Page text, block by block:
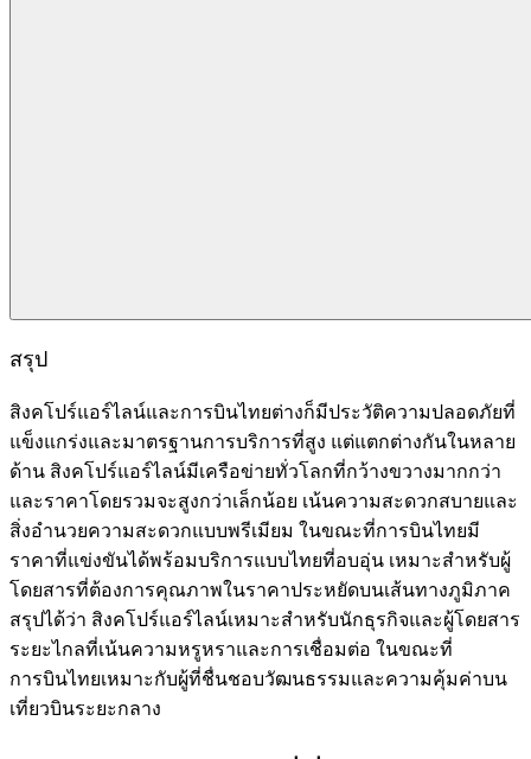
สรุป
สิงคโปร์แอร์ไลน์และการบินไทยต่างก็มีประวัติความปลอดภัยที่
แข็งแกร่งและมาตรฐานการบริการที่สูง แต่แตกต่างกันในหลาย
ด้าน สิงคโปร์แอร์ไลน์มีเครือข่ายทั่วโลกที่กว้างขวางมากกว่า
และราคาโดยรวมจะสูงกว่าเล็กน้อย เน้นความสะดวกสบายและ
สิ่งอำนวยความสะดวกแบบพรีเมียม ในขณะที่การบินไทยมี
ราคาที่แข่งขันได้พร้อมบริการแบบไทยที่อบอุ่น เหมาะสำหรับผู้
โดยสารที่ต้องการคุณภาพในราคาประหยัดบนเส้นทางภูมิภาค
สรุปได้ว่า สิงคโปร์แอร์ไลน์เหมาะสำหรับนักธุรกิจและผู้โดยสาร
ระยะไกลที่เน้นความหรูหราและการเชื่อมต่อ ในขณะที่
การบินไทยเหมาะกับผู้ที่ชื่นชอบวัฒนธรรมและความคุ้มค่าบน
เที่ยวบินระยะกลาง